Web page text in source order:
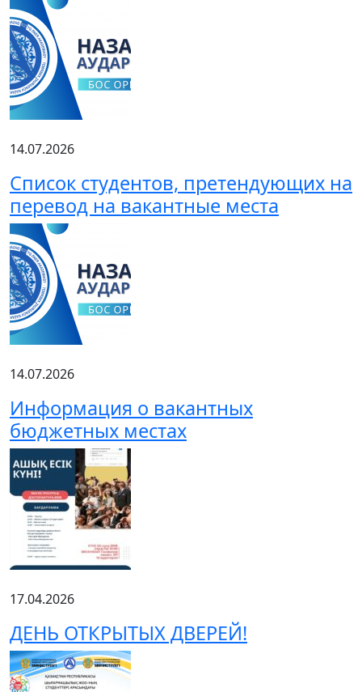
14.07.2026
Список студентов, претендующих на
перевод на вакантные места
14.07.2026
Информация о вакантных
бюджетных местах
17.04.2026
ДЕНЬ ОТКРЫТЫХ ДВЕРЕЙ!